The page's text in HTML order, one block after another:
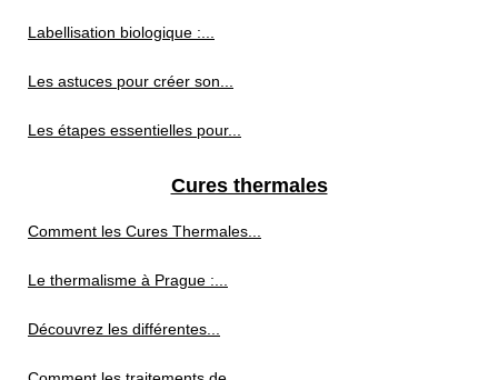
Labellisation biologique :...
Les astuces pour créer son...
Les étapes essentielles pour...
Cures thermales
Comment les Cures Thermales...
Le thermalisme à Prague :...
Découvrez les différentes...